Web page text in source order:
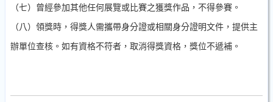
（七）曾經參加其他任何展覽或比賽之獲獎作品，不得參賽。
（八）領獎時，得獎人需攜帶身分證或相關身分證明文件，提供主
辦單位查核。如有資格不符者，取消得獎資格，獎位不遞補。